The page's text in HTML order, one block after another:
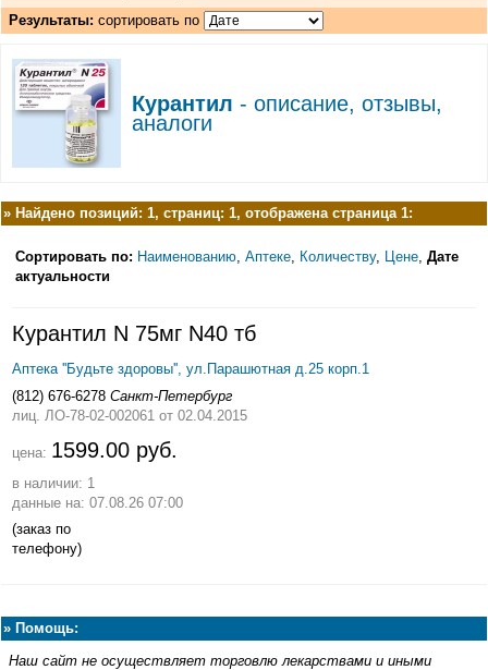
Результаты: сортировать по
Курантил - описание, отзывы,
аналоги
» Найдено позиций: 1, страниц: 1, отображена страница 1:
Сортировать по: Наименованию Аптеке Количеству, Цене Дате
актуальности
Курантил N 75мг N40 тб
Аптека ''Будьте здоровы'', ул.Парашютная д.25 корп.1
(812) 676-6278 Санкт-Петербург
лиц. ЛО-78-02-002061 от 02.04.2015
цена: 1599.00 руб.
в наличии: 1
данные на: 07.08.26 07:00
(заказ по
телефону)
» Помощь:
Наш сайт не осуществляет торговлю лекарствами и иными